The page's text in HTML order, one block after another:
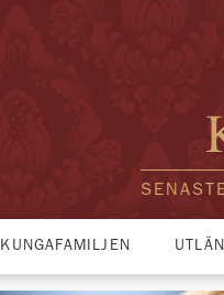
KUNGAFAMILJEN